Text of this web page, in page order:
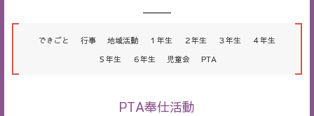
できごと 行事 地域活動 １年生 ２年生 ３年生
４年生
５年生
６年生 児童会 PTA
PTA奉仕活動